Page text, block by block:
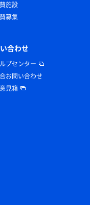
施設
募集
合わせ
プセンター
お問い合わせ
見箱